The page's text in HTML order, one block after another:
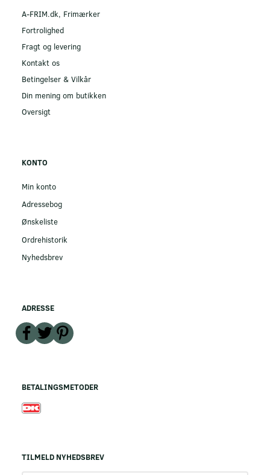
A-FRIM.dk, Frimærker
Fortrolighed
Fragt og levering
Kontakt os
Betingelser & Vilkår
Din mening om butikken
Oversigt
KONTO
Min konto
Adressebog
Ønskeliste
Ordrehistorik
Nyhedsbrev
ADRESSE
BETALINGSMETODER
TILMELD NYHEDSBREV